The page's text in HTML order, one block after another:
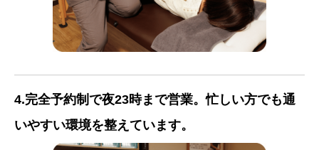
4.完全予約制で夜23時まで営業。忙しい方でも通
いやすい環境を整えています。